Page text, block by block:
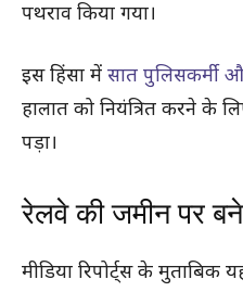
पथराव किया गया।
इस हिंसा में सात पुलिसकर्मी
हालात को नियंत्रित करने के
पड़ा।
रेलवे की जमीन पर
मीडिया रिपोर्ट्स के मुताबिक